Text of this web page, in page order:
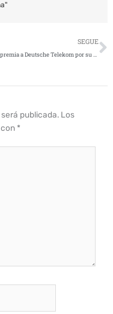
SEGUE
enerTIC premia a Deutsche Telekom por su contribución a la biodiversidad a través de las colmenas inteligentes
publicada. Los
*